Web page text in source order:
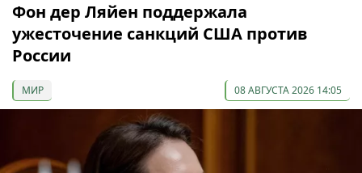
Фон дер Ляйен поддержала
ужесточение санкций США против
России
МИР 08 АВГУСТА 2026 14:05